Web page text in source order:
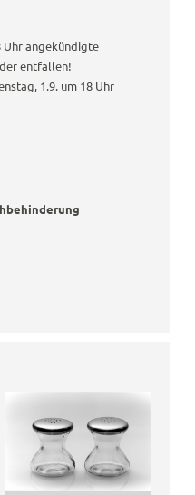
Uhr angekündigte
entfallen!
1.9. um 18 Uhr